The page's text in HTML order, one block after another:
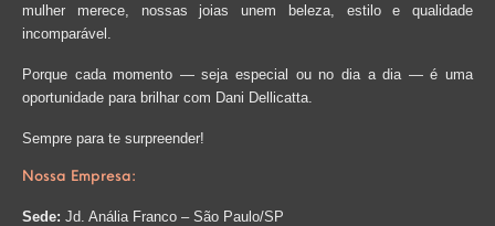
mulher merece, nossas joias unem beleza, estilo e qualidade
incomparável.
Porque cada momento — seja especial ou no dia a dia — é uma
oportunidade para brilhar com Dani Dellicatta.
Sempre para te surpreender!
Nossa Empresa:
Sede: Jd. Anália Franco – São Paulo/SP